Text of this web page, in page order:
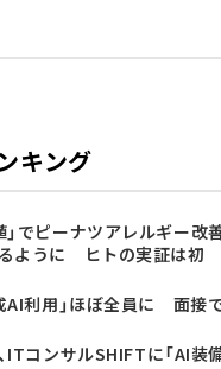
キング
」でピーナツアレルギー改
ように ヒトの実証は
AI利用」ほぼ全員に 面接
ITコンサルSHIFTに「AI装